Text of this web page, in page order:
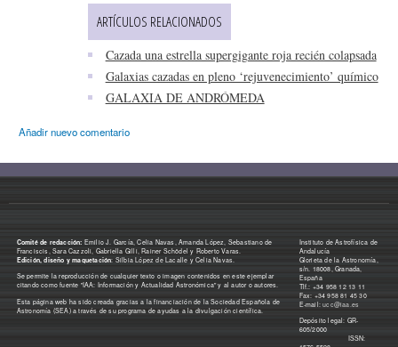
ARTÍCULOS RELACIONADOS
Cazada una estrella supergigante roja recién colapsada
Galaxias cazadas en pleno ‘rejuvenecimiento’ químico
GALAXIA DE ANDRÓMEDA
Añadir nuevo comentario
Comité de redacción: Emilio J. García, Celia Navas, Amanda López, Sebastiano de
Franciscis, Sara Cazzoli, Gabriella Gilli, Rainer Schödel y Roberto Varas.
Edición, diseño y maquetación: Silbia López de Lacalle y Celia Navas.
Se permite la reproducción de cualquier texto o imagen contenidos en este ejemplar
citando como fuente "IAA: Información y Actualidad Astronómica" y al autor o autores.
Esta página web ha sido creada gracias a la financiación de la Sociedad Española de
Astronomía (SEA) a través de su programa de ayudas a la divulgación científica.
Instituto de Astrofísica de
Andalucía
Glorieta de la Astronomía,
s/n. 18008, Granada,
España
Tlf.: +34 958 12 13 11
Fax: +34 958 81 45 30
E-mail:ucc@iaa.es
Depósito legal: GR-
605/2000
ISSN: